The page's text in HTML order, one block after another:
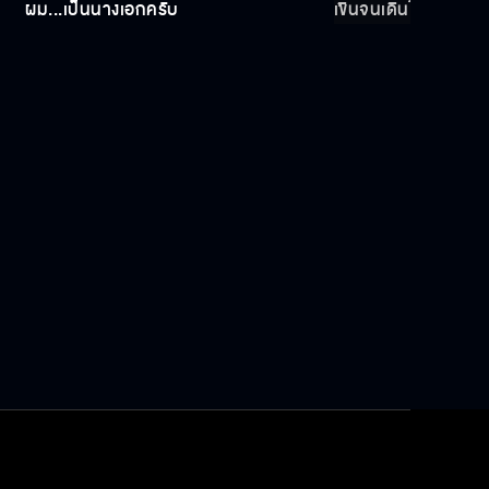
เดี๋ยวจะจัดให้หนัก ๆ เลย
ผม...เป็นนางเอกครับ เขินจนเดินไม่ไหว